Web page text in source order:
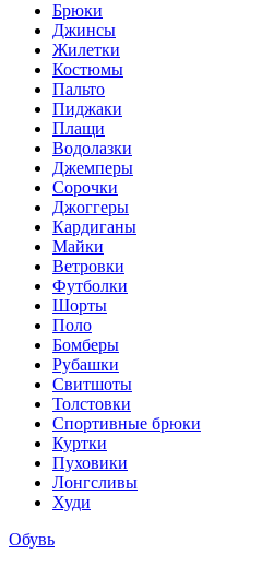
Брюки
Джинсы
Жилетки
Костюмы
Пальто
Пиджаки
Плащи
Водолазки
Джемперы
Сорочки
Джоггеры
Кардиганы
Майки
Ветровки
Футболки
Шорты
Поло
Бомберы
Рубашки
Свитшоты
Толстовки
Спортивные брюки
Куртки
Пуховики
Лонгсливы
Худи
Обувь